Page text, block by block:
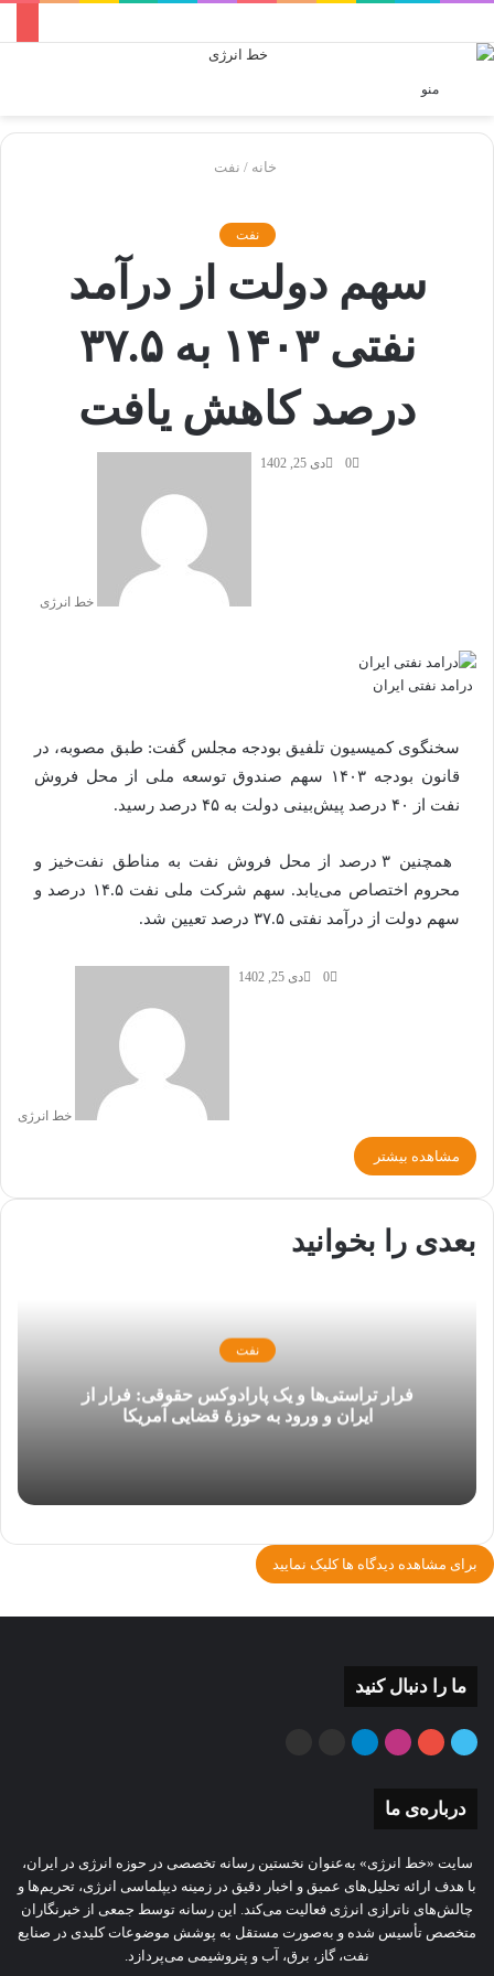
منو
خانه / نفت
نفت
سهم دولت از درآمد
نفتی ۱۴۰۳ به ۳۷.۵
درصد کاهش یافت
خط انرژی
دی 25, 1402 0
درامد نفتی ایران
سخنگوی کمیسیون تلفیق بودجه مجلس گفت: طبق مصوبه، در
قانون بودجه ۱۴۰۳ سهم صندوق توسعه ملی از محل فروش
نفت از ۴۰ درصد پیش‌بینی دولت به ۴۵ درصد رسید.
همچنین ۳ درصد از محل فروش نفت به مناطق نفت‌خیز و
محروم اختصاص می‌یابد. سهم شرکت ملی نفت ۱۴.۵ درصد و
سهم دولت از درآمد نفتی ۳۷.۵ درصد تعیین شد.
خط انرژی
دی 25, 1402 0
مشاهده بیشتر
بعدی را بخوانید
نفت
فرار تراستی‌ها و یک پارادوکس حقوقی: فرار از
ایران و ورود به حوزۀ قضایی آمریکا
برای مشاهده دیدگاه ها کلیک نمایید
ما را دنبال کنید
توییتر یوتیوب اینستاگرام
تلگرام
درباره‌ی ما
سایت «خط انرژی» به‌عنوان نخستین رسانه تخصصی در حوزه انرژی در ایران،
با هدف ارائه تحلیل‌های عمیق و اخبار دقیق در زمینه دیپلماسی انرژی، تحریم‌ها و
چالش‌های ناترازی انرژی فعالیت می‌کند. این رسانه توسط جمعی از خبرنگاران
متخصص تأسیس شده و به‌صورت مستقل به پوشش موضوعات کلیدی در صنایع
نفت، گاز، برق، آب و پتروشیمی می‌پردازد.